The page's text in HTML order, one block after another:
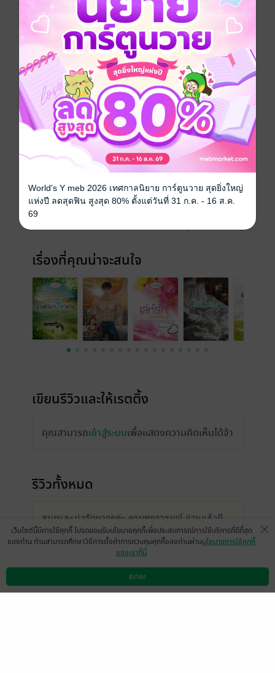
หนี้ก้อนโตที่น้องชายก่อเอาไว้ให้ "ศศิจันทร์" ต้องมาชดใช้
ให้กับ "ปรเมศ" เจ้าของบ่อนหน้าเลือด เย็นชา และใจร้าย
มีบาดแผลหัวใจที่แสนลึก แต่บังเอิญเธอร้ายกว่า สงคราม
ระหว่างเขากับเธอก็เริ่มขึ้นท่ามกลางความเร่าร้อนและ
รุนแรงที่ต้องชดใช้กันด้วยหัวใจเลยทีเดียว
---
ราตรีสีนิลเป็นภาคต่อของ.. ด้วยหัวใจหรือไกปืนนะคะ
ประเภทไฟล์ epub, pdf(สารบัญ)
ความยาว 523 หน้า (≈ 78,903 คำ)
เรื่องที่คุณน่าจะสนใจ
เขียนรีวิวและให้เรตติ้ง
คุณสามารถเข้าสู่ระบบเพื่อแสดงความคิดเห็นได้จ้า
รีวิวทั้งหมด
สนุกและน่ารักมากๆค่ะ ครบทุกอารมณ์ อ่านแล้วมี
ความสุข ชอบความรักของพระนาง ซื่อตรงกับความ
รู้สึกของตัวเองดี แถมนางเอกโหดได้ใจ แต่บทจะน่า
ดาวน์โหลดแอป วิธีการใช้งาน ติดต่อเรา
เว็บไซต์นี้มีการใช้คุกกี้ โปรดยอมรับนโยบายคุกกี้เพื่อประสบการณ์การใช้บริการที่ดีที่สุด
ของท่าน ท่านสามารถศึกษาวิธีการตั้งค่าการควบคุมคุกกี้ของท่านผ่านนโยบายการใช้คุกกี้
ของเราที่นี่
ตกลง
World's Y meb 2026 เทศกาลนิยาย การ์ตูนวาย สุดยิ่งใหญ่
แห่งปี ลดสุดฟิน สูงสุด 80% ตั้งแต่วันที่ 31 ก.ค. - 16 ส.ค.
69